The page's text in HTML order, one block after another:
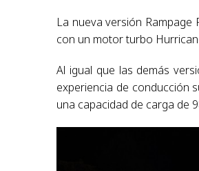
La nueva versión
con un motor turbo
Al igual que las demás
experiencia de conducción
una capacidad de carga de